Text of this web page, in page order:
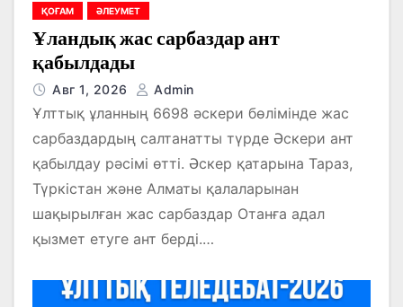
ҚОҒАМ ӘЛЕУМЕТ
Ұландық жас сарбаздар ант
қабылдады
Авг 1, 2026 Admin
Ұлттық ұланның 6698 әскери бөлімінде жас
сарбаздардың салтанатты түрде Әскери ант
қабылдау рәсімі өтті. Әскер қатарына Тараз,
Түркістан және Алматы қалаларынан
шақырылған жас сарбаздар Отанға адал
қызмет етуге ант берді.…